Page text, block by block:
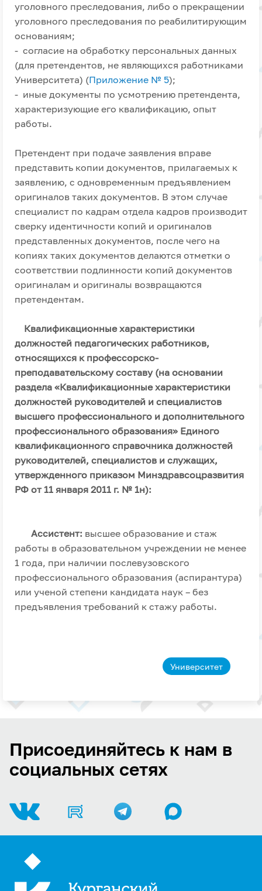
уголовного преследования, либо о прекращении
уголовного преследования по реабилитирующим
основаниям;
- согласие на обработку персональных данных
(для претендентов, не являющихся работниками
Университета) (Приложение № 5);
- иные документы по усмотрению претендента,
характеризующие его квалификацию, опыт
работы.
Претендент при подаче заявления вправе
представить копии документов, прилагаемых к
заявлению, с одновременным предъявлением
оригиналов таких документов. В этом случае
специалист по кадрам отдела кадров производит
сверку идентичности копий и оригиналов
представленных документов, после чего на
копиях таких документов делаются отметки о
соответствии подлинности копий документов
оригиналам и оригиналы возвращаются
претендентам.
Квалификационные характеристики
должностей педагогических работников,
относящихся к профессорско-
преподавательскому составу (на основании
раздела «Квалификационные характеристики
должностей руководителей и специалистов
высшего профессионального и дополнительного
профессионального образования» Единого
квалификационного справочника должностей
руководителей, специалистов и служащих,
утвержденного приказом Минздравсоцразвития
РФ от 11 января 2011 г. № 1н):
Ассистент: высшее образование и стаж
работы в образовательном учреждении не менее
1 года, при наличии послевузовского
профессионального образования (аспирантура)
или ученой степени кандидата наук – без
предъявления требований к стажу работы.
Университет
Присоединяйтесь к нам в
социальных сетях